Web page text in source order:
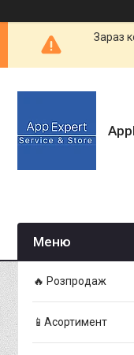
Зараз
🔥 Розпродаж
📱Асортимент